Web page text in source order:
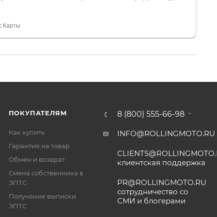
всегда на связи, очень детально всё
ПОКУПАТЕЛЯМ
Как купить
Гарантия на товар
Обмен и возврат
Смена собственника в
ЭПТС
Получение выписки
ЭПТС
8 (800) 555-66-98
INFO@ROLLINGMOTO.RU
клиентская поддержка
PR@ROLLINGMOTO.RU
сотрудничество со
СМИ и блогерами